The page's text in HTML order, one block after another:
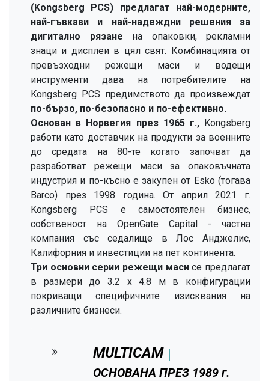
(Kongsberg PCS) предлагат най-модерните,
най-гъвкави и най-надеждни решения за
дигитално рязане на опаковки, рекламни
знаци и дисплеи в цял свят. Комбинацията от
превъзходни режещи маси и водещи
инструменти дава на потребителите на
Kongsberg PCS предимството да произвеждат
по-бързо, по-безопасно и по-ефективно.
Основан в Норвегия през 1965 г.,Kongsberg
работи като доставчик на продукти за военните
до средата на 80-те когато започват да
разработват режещи маси за опаковъчната
индустрия и по-късно е закупен от Esko (тогава
Barco) през 1998 година. От април 2021 г.
Kongsberg PCS е самостоятелен бизнес,
собственост на OpenGate Capital - частна
компания със седалище в Лос Анджелис,
Калифорния и инвестиции на пет континента.
Три основни серии режещи масисе предлагат
в размери до 3.2 х 4.8 м в конфигурации
покриващи специфичните изисквания на
различните бизнеси.
MULTICAM
ОСНОВАНА ПРЕЗ 1989 г.